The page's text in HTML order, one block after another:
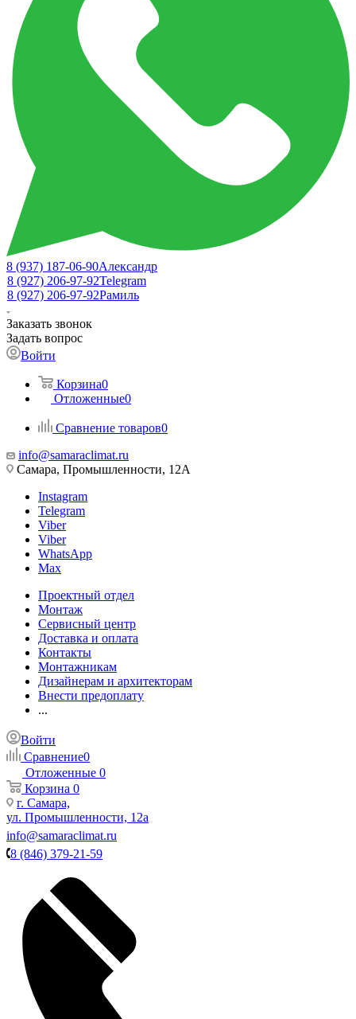
8 (937) 187-06-90Александр
8 (927) 206-97-92Telegram
8 (927) 206-97-92Рамиль
Заказать звонок
Задать вопрос
Войти
Корзина0
Отложенные0
Сравнение товаров0
info@samaraclimat.ru
Самара, Промышленности, 12А
Instagram
Telegram
Viber
Viber
WhatsApp
Max
Проектный отдел
Монтаж
Сервисный центр
Доставка и оплата
Контакты
Монтажникам
Дизайнерам и архитекторам
Внести предоплату
...
Войти
Сравнение0
Отложенные 0
Корзина 0
г. Самара,
ул. Промышленности, 12а
info@samaraclimat.ru
8 (846) 379-21-59